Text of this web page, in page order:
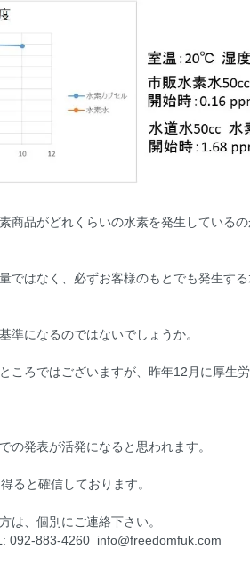
商品がどれくらいの水素を発生している
ではなく、必ずお客様のもとでも発生す
準になるのではないでしょうか。
ころではございますが、昨年12月に厚生
の発表が活発になると思われます。
ると確信しております。
は、個別にご連絡下さい。
092-883-4260 info@freedomfuk.com